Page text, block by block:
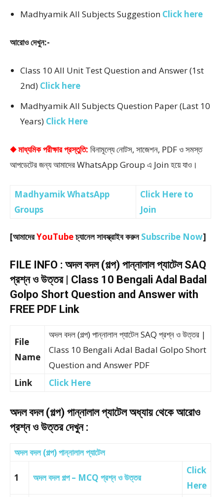
Madhyamik All Subjects Suggestion Click here
আরোও দেখুন:-
Class 10 All Unit Test Question and Answer (1st
2nd) Click here
Madhyamik All Subjects Question Paper (Last 10
Years) Click Here
◆ মাধ্যমিক পরীক্ষার প্রস্তুতি: বিনামূল্যে নোটস, সাজেশন, PDF ও সমস্ত
আপডেটের জন্য আমাদের WhatsApp Group এ Join হয়ে যাও।
Madhyamik WhatsApp
Groups
Click Here to
Join
[আমাদেরYouTubeচ্যানেল সাবস্ক্রাইব করুনSubscribe Now]
FILE INFO : অদল বদল (গল্প) পান্নালাল প্যাটেল SAQ
প্রশ্ন ও উত্তর | Class 10 Bengali Adal Badal
Golpo Short Question and Answer with
FREE PDF Link
File
Name
অদল বদল (গল্প) পান্নালাল প্যাটেল SAQ প্রশ্ন ও উত্তর |
Class 10 Bengali Adal Badal Golpo Short
Question and Answer PDF
Link
Click Here
অদল বদল (গল্প) পান্নালাল প্যাটেল অধ্যায় থেকে আরোও
প্রশ্ন ও উত্তর দেখুন :
অদল বদল (গল্প) পান্নালাল প্যাটেল
1 অদল বদল গল্প – MCQ প্রশ্ন ও উত্তর
Click
Here